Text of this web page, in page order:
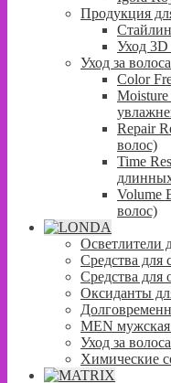
Продукция
Уход
Уход за
Color
Repair
волос)
Time
Volume
волос)
Осветлители
Средства для
Средства для
Оксиданты
MEN мужская
Уход за
Химические